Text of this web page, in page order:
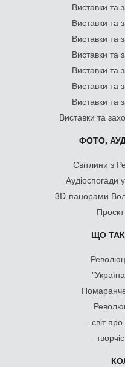
Виставки та
Виставки та
Виставки та
Виставки та
Виставки та
Виставки та
Виставки та
Виставки та
ФОТО,
Світлини з
Аудіоспогади
3D-панорами
ЩО
- світ
-